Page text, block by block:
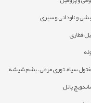
و ناودانی و سپری
قطاری
سیاه، توری مرغی، پشم شیشه
پانل